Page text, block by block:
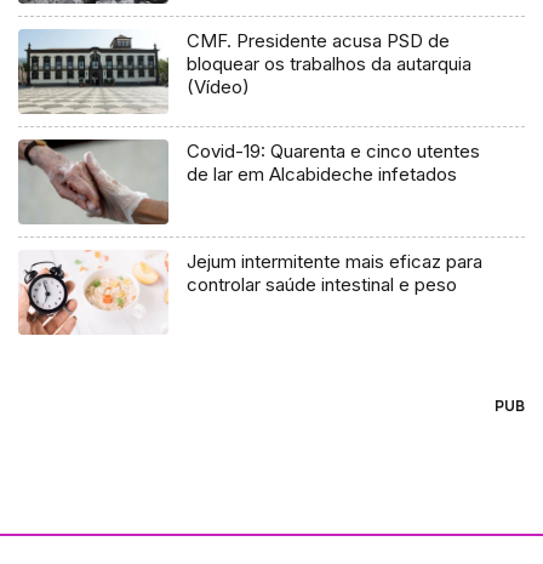
CMF. Presidente acusa PSD de
bloquear os trabalhos da autarquia
(Vídeo)
Covid-19: Quarenta e cinco utentes
de lar em Alcabideche infetados
Jejum intermitente mais eficaz para
controlar saúde intestinal e peso
PUB